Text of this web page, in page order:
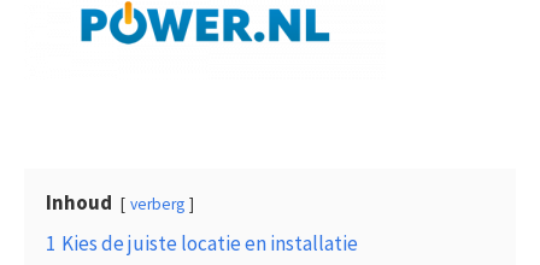
Inhoud verberg
1 Kies de juiste locatie en installatie